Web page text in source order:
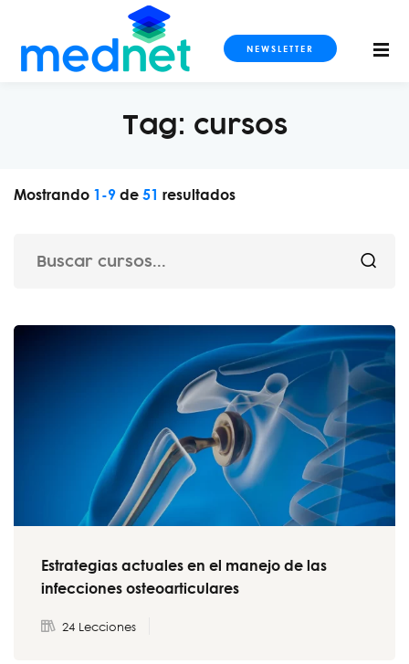
NEWSLETTER
Tag: cursos
Mostrando 1 -9 de 51 resultados
Estrategias actuales en el manejo de las
infecciones osteoarticulares
24 Lecciones